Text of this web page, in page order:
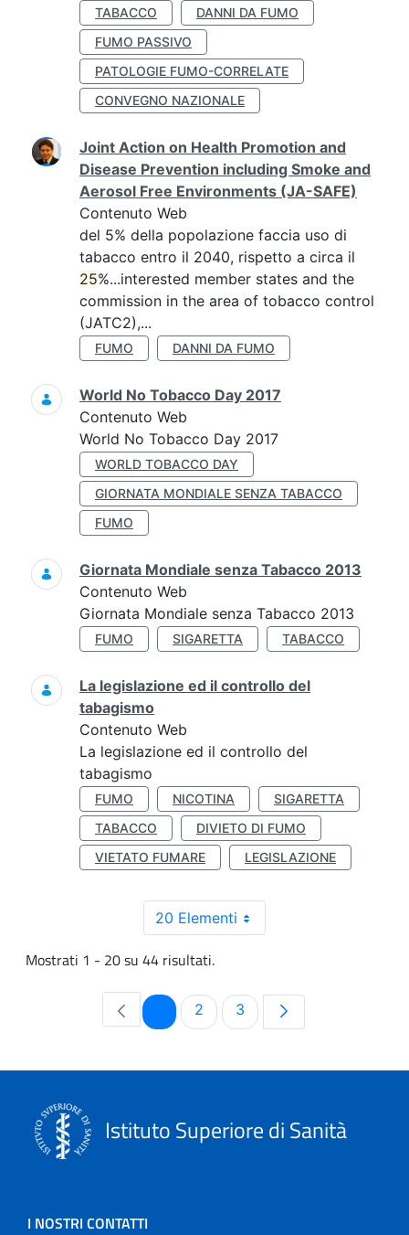
TABACCO
DANNI DA FUMO
FUMO PASSIVO
PATOLOGIE FUMO-CORRELATE
CONVEGNO NAZIONALE
Joint Action on Health Promotion and
Disease Prevention including Smoke and
Aerosol Free Environments (JA-SAFE)
Contenuto Web
del 5% della popolazione faccia uso di
tabacco entro il 2040, rispetto a circa il
25%...interested member states and the
commission in the area of tobacco control
(JATC2),...
FUMO DANNI DA FUMO
World No Tobacco Day 2017
Contenuto Web
World No Tobacco Day 2017
WORLD TOBACCO DAY
GIORNATA MONDIALE SENZA TABACCO
FUMO
Giornata Mondiale senza Tabacco 2013
Contenuto Web
Giornata Mondiale senza Tabacco 2013
FUMO SIGARETTA TABACCO
La legislazione ed il controllo del
tabagismo
Contenuto Web
La legislazione ed il controllo del
tabagismo
FUMO NICOTINA
SIGARETTA
TABACCO
DIVIETO DI FUMO
VIETATO FUMARE
LEGISLAZIONE
20 Elementi
Mostrati 1 - 20 su 44 risultati.
PaginaPagina
2 Pagina
3
Istituto Superiore di Sanità
I NOSTRI CONTATTI